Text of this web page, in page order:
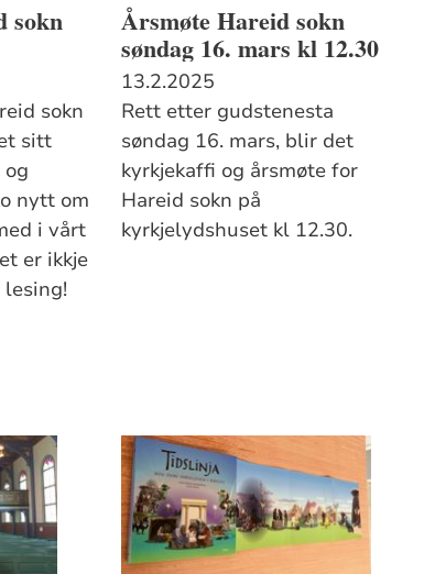
sokn
sokn
sitt
nytt om
i vårt
er ikkje
Årsmøte Hareid sokn
søndag 16. mars kl 12.30
13.2.2025
Rett etter gudstenesta
søndag 16. mars, blir det
kyrkjekaffi og årsmøte for
Hareid sokn på
kyrkjelydshuset kl 12.30.